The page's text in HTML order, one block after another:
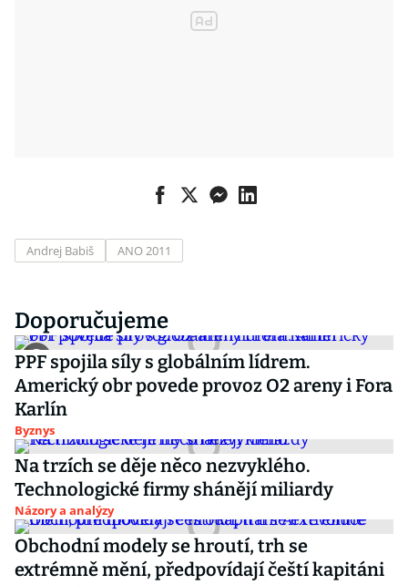
Andrej Babiš ANO 2011
Doporučujeme
PPF spojila síly s globálním lídrem.
Americký obr povede provoz O2 areny i Fora
Karlín
Byznys
Na trzích se děje něco nezvyklého.
Technologické firmy shánějí miliardy
Názory a analýzy
Obchodní modely se hroutí, trh se
extrémně mění, předpovídají čeští kapitáni